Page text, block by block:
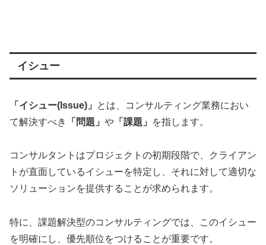
イシュー
「イシュー(Issue)」
とは、コンサルティング業務におい
て解決すべき
「問題」 や 「課題」 を指します。
コンサルタントはプロジェクトの初期段階で、クライアン
トが直面しているイシューを特定し、それに対して適切な
ソリューションを提供することが求められます。
特に、課題解決型のコンサルティングでは、このイシュー
を明確にし、優先順位をつけることが重要です。